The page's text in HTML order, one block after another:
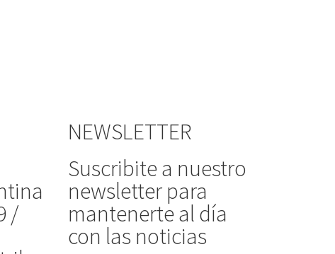
/
NEWSLETTER
Suscribite a nuestro
newsletter para
mantenerte al día
con las noticias